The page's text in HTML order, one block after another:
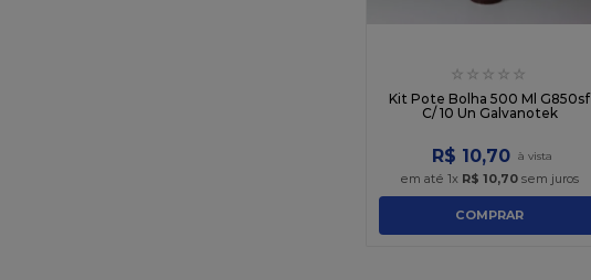
☆ ☆ ☆ ☆ ☆
Kit Pote Bolha 500 Ml G850sf
C/ 10 Un Galvanotek
R$ 10,70
em até 1x R$ 10,70 sem juros
COMPRAR